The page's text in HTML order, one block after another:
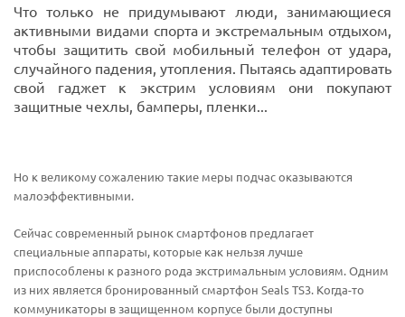
Что только не придумывают люди, занимающиеся
активными видами спорта и экстремальным отдыхом,
чтобы защитить свой мобильный телефон от удара,
случайного падения, утопления. Пытаясь адаптировать
свой гаджет к экстрим условиям они покупают
защитные чехлы, бамперы, пленки...
Но к великому сожалению такие меры подчас оказываются
малоэффективными.
Сейчас современный рынок смартфонов предлагает
специальные аппараты, которые как нельзя лучше
приспособлены к разного рода экстримальным условиям. Одним
из них является бронированный смартфон Seals TS3. Когда-то
коммуникаторы в защищенном корпусе были доступны